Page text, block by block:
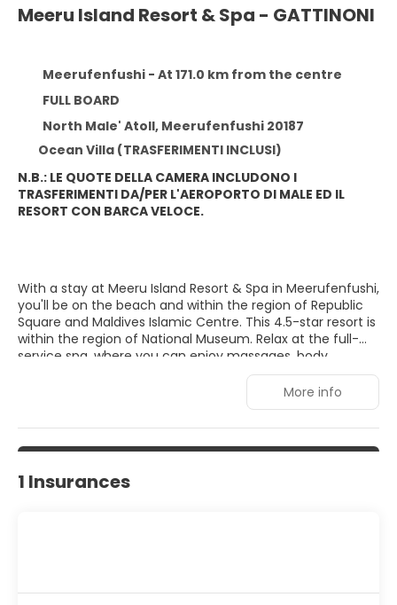
Meeru Island Resort & Spa - GATTINONI
Meerufenfushi - At 171.0 km from the centre
FULL BOARD
North Male' Atoll, Meerufenfushi 20187
Ocean Villa (TRASFERIMENTI INCLUSI)
N.B.: LE QUOTE DELLA CAMERA INCLUDONO I
TRASFERIMENTI DA/PER L'AEROPORTO DI MALE ED IL
RESORT CON BARCA VELOCE.
With a stay at Meeru Island Resort & Spa in Meerufenfushi,
you'll be on the beach and within the region of Republic
Square and Maldives Islamic Centre. This 4.5-star resort is
within the region of National Museum. Relax at the full-
service spa, where you can enjoy massages, body
treatments, and facials. After practicing your swing on
the golf course, you can dip into one of the 2 outdoor
swimming pools. Additional features at this resort include
complimentary wireless Internet access, concierge
home in one of the 284 air-conditioned rooms featuring
minibars and flat-screen televisions. Rooms have private
balconies. Complimentary wireless Internet access keeps
More info
1 Insurances